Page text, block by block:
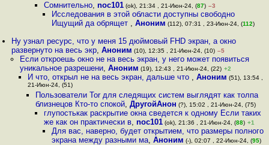
Сомнительно, noc101(ok), 21:34 , 21-Июн-24, (87) –3
Исследования в этой области доступны свободно
Ищущий да обрящет , Аноним (112), 07:31 , 23-Июн-24, (112)
Ну узнал ресурс, что у меня 15 дюймовый FHD экран, а окно
развернуто на весь экр,Аноним (10), 12:35 , 21-Июн-24, (10) –5
Если откроешь окно не на весь экран, у него может появиться
уникальное разрешени, Аноним (19), 12:43 , 21-Июн-24, (22) +2
И что, открыл не на весь экран, дальше что , Аноним (51), 13:54 ,
21-Июн-24, (51)
Пользователи Tor для следящих систем выглядят как толпа
близнецов Кто-то спокой,ДругойАнон (?), 15:02 , 21-Июн-24, (75)
глупостькак раскрытие окна сведется к одному Если таких
же как он практически в, noc101(ok), 21:36 , 21-Июн-24, (88) +1
Для вас, наверно, будет открытием, что размеры полного
экрана между разными ма, Аноним (-), 02:07 , 22-Июн-24, (95)